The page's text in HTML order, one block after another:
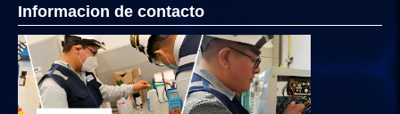
Informacion de contacto